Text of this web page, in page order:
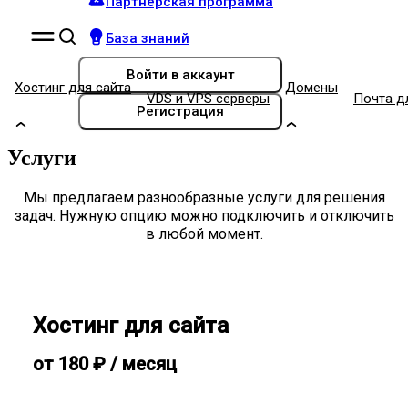
База знаний
Войти в аккаунт
Регистрация
Хостинг для сайта
VDS и VPS серверы
Домены
Почта
Услуги
Мы предлагаем разнообразные услуги для решения
задач. Нужную опцию можно подключить и отключить
в любой момент.
Хостинг для сайта
от 180₽ / месяц